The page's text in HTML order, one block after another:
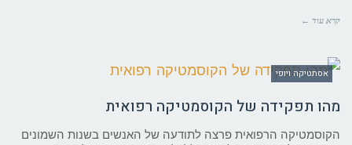
קרא עוד ←
אסתטיקה ויופי
מהו תפקידה של הקוסמטיקה רפואית
הקוסמטיקה הרפואית פרצה לתודעה של האנשים בשנות השמונים